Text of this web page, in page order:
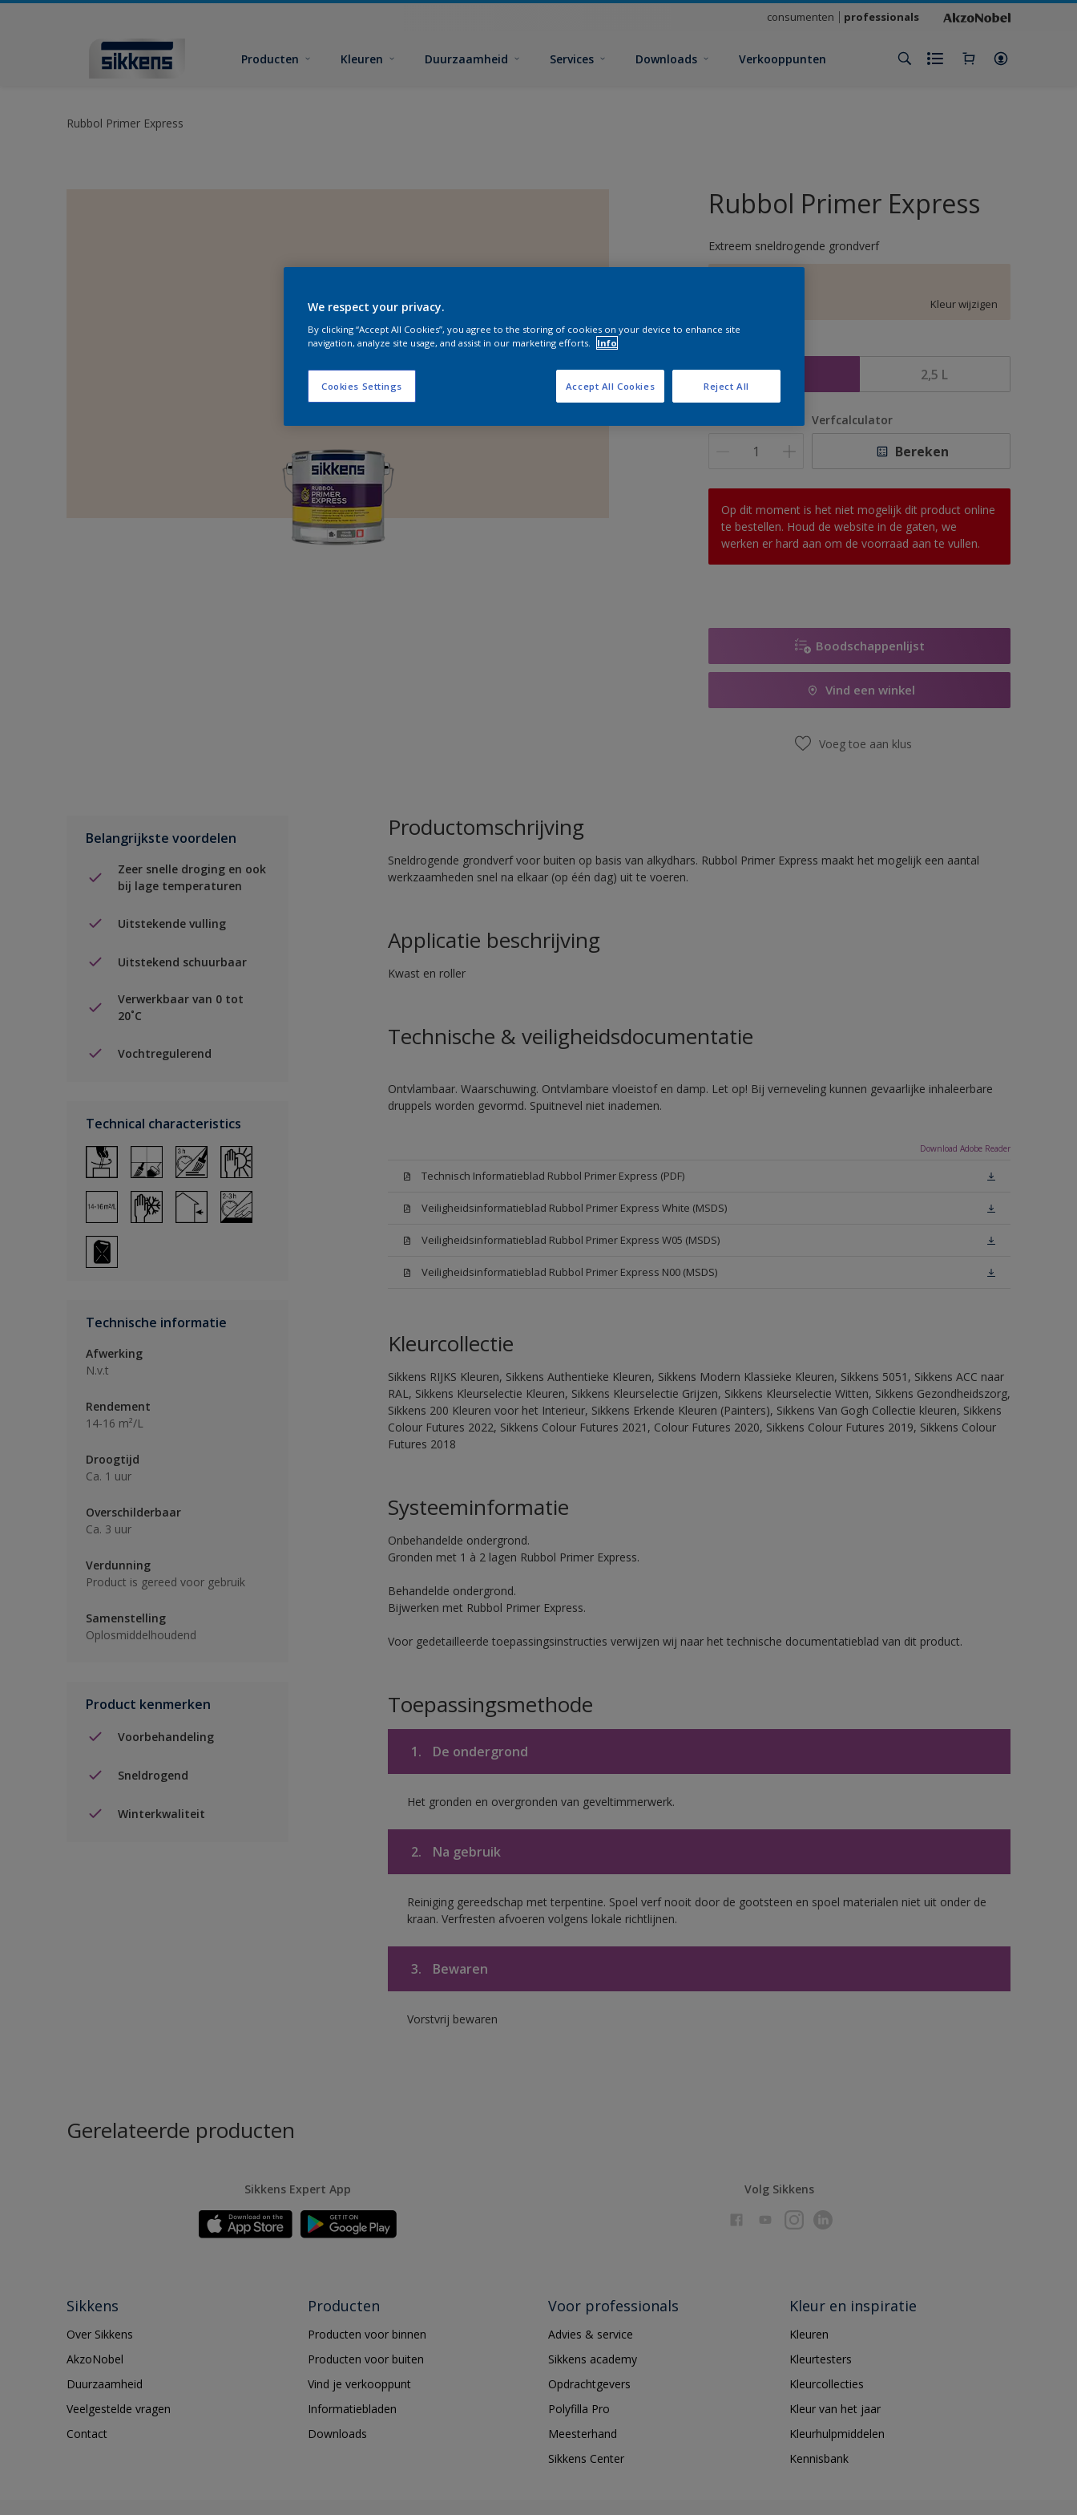
consumenten professionals
Producten Kleuren Duurzaamheid Services Downloads Verkooppunten
Rubbol Primer Express
Rubbol Primer Express
Extreem sneldrogende grondverf
Kleur wijzigen
1 L 2,5 L
Verfcalculator
Bereken
Op dit moment is het niet mogelijk dit product online
te bestellen. Houd de website in de gaten, we
werken er hard aan om de voorraad aan te vullen.
Boodschappenlijst
Vind een winkel
Voeg toe aan klus
Belangrijkste voordelen
Zeer snelle droging en ook
bij lage temperaturen
Uitstekende vulling
Uitstekend schuurbaar
Verwerkbaar van 0 tot
20˚C
Vochtregulerend
Technical characteristics
Technische informatie
Afwerking
N.v.t
Rendement
14-16 m²/L
Droogtijd
Ca. 1 uur
Overschilderbaar
Ca. 3 uur
Verdunning
Product is gereed voor gebruik
Samenstelling
Oplosmiddelhoudend
Product kenmerken
Voorbehandeling
Sneldrogend
Winterkwaliteit
Productomschrijving
Sneldrogende grondverf voor buiten op basis van alkydhars. Rubbol Primer Express maakt het mogelijk een aantal
werkzaamheden snel na elkaar (op één dag) uit te voeren.
Applicatie beschrijving
Kwast en roller
Technische & veiligheidsdocumentatie
Ontvlambaar. Waarschuwing. Ontvlambare vloeistof en damp. Let op! Bij verneveling kunnen gevaarlijke inhaleerbare
druppels worden gevormd. Spuitnevel niet inademen.
Download Adobe Reader
Technisch Informatieblad Rubbol Primer Express (PDF)
Veiligheidsinformatieblad Rubbol Primer Express White (MSDS)
Veiligheidsinformatieblad Rubbol Primer Express W05 (MSDS)
Veiligheidsinformatieblad Rubbol Primer Express N00 (MSDS)
Kleurcollectie
Sikkens RIJKS Kleuren, Sikkens Authentieke Kleuren, Sikkens Modern Klassieke Kleuren, Sikkens 5051, Sikkens ACC naar
RAL, Sikkens Kleurselectie Kleuren, Sikkens Kleurselectie Grijzen, Sikkens Kleurselectie Witten, Sikkens Gezondheidszorg,
Sikkens 200 Kleuren voor het Interieur, Sikkens Erkende Kleuren (Painters), Sikkens Van Gogh Collectie kleuren, Sikkens
Colour Futures 2022, Sikkens Colour Futures 2021, Colour Futures 2020, Sikkens Colour Futures 2019, Sikkens Colour
Futures 2018
Systeeminformatie
Onbehandelde ondergrond.
Gronden met 1 à 2 lagen Rubbol Primer Express.
Behandelde ondergrond.
Bijwerken met Rubbol Primer Express.
Voor gedetailleerde toepassingsinstructies verwijzen wij naar het technische documentatieblad van dit product.
Toepassingsmethode
1. De ondergrond
Het gronden en overgronden van geveltimmerwerk.
2. Na gebruik
Reiniging gereedschap met terpentine. Spoel verf nooit door de gootsteen en spoel materialen niet uit onder de
kraan. Verfresten afvoeren volgens lokale richtlijnen.
3. Bewaren
Vorstvrij bewaren
Gerelateerde producten
Sikkens Expert App Volg Sikkens
Sikkens
Over Sikkens
AkzoNobel
Duurzaamheid
Veelgestelde vragen
Contact
Producten
Producten voor binnen
Producten voor buiten
Vind je verkooppunt
Informatiebladen
Downloads
Voor professionals
Advies & service
Sikkens academy
Opdrachtgevers
Polyfilla Pro
Meesterhand
Sikkens Center
Kleur en inspiratie
Kleuren
Kleurtesters
Kleurcollecties
Kleur van het jaar
Kleurhulpmiddelen
Kennisbank
We respect your privacy.
By clicking “Accept All Cookies”, you agree to the storing of cookies on your device to enhance site
navigation, analyze site usage, and assist in our marketing efforts.
Info
Cookies Settings Reject All
Accept All Cookies